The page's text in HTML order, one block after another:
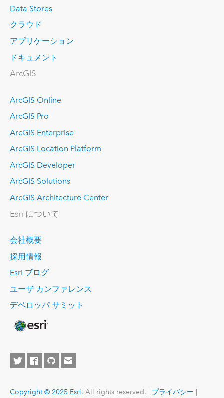
Data Stores
クラウド
アプリケーション
ドキュメント
ArcGIS
ArcGIS Online
ArcGIS Pro
ArcGIS Enterprise
ArcGIS Location Platform
ArcGIS Developer
ArcGIS Solutions
ArcGIS Architecture Center
Esri について
会社概要
採用情報
Esri ブログ
ユーザ カンファレンス
デベロッパ サミット
Copyright © 2025 Esri. All rights reserved. | プライバシー